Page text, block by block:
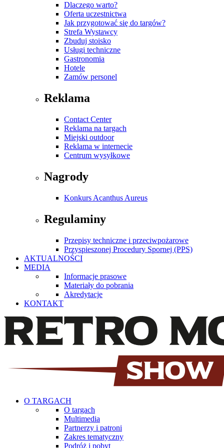
Dlaczego warto?
Oferta uczestnictwa
Jak przygotować się do targów?
Strefa Wystawcy
Zbuduj stoisko
Usługi techniczne
Gastronomia
Hotele
Zamów personel
Reklama
Contact Center
Reklama na targach
Miejski outdoor
Reklama w internecie
Centrum wysyłkowe
Nagrody
Konkurs Acanthus Aureus
Regulaminy
Przepisy techniczne i przeciwpożarowe
Przyspieszonej Procedury Spornej (PPS)
AKTUALNOŚCI
MEDIA
Informacje prasowe
Materiały do pobrania
Akredytacje
KONTAKT
O TARGACH
O targach
Multimedia
Partnerzy i patroni
Zakres tematyczny
Podróż i pobyt